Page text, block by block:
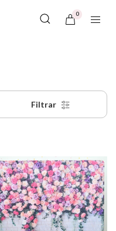
0
Filtrar